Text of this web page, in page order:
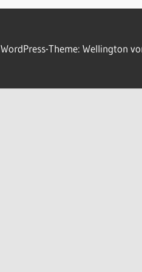
WordPress-Theme: Wellington